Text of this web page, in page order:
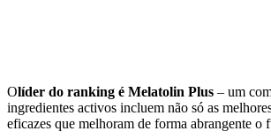
Olíder do ranking é Melatolin Plus – um
ingredientes activos incluem não só as
eficazes que melhoram de forma abrangente o